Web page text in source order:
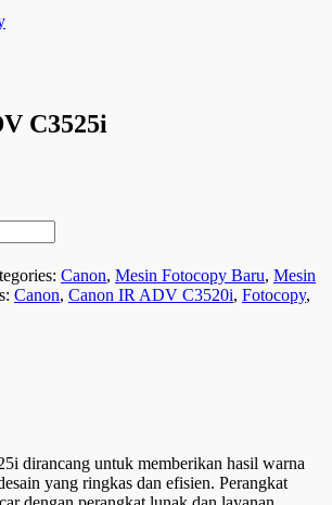
C3525i
Canon, Mesin Fotocopy Baru, Mesin
Canon, Canon IR ADV C3520i, Fotocopy,
dirancang untuk memberikan hasil warna
yang ringkas dan efisien. Perangkat